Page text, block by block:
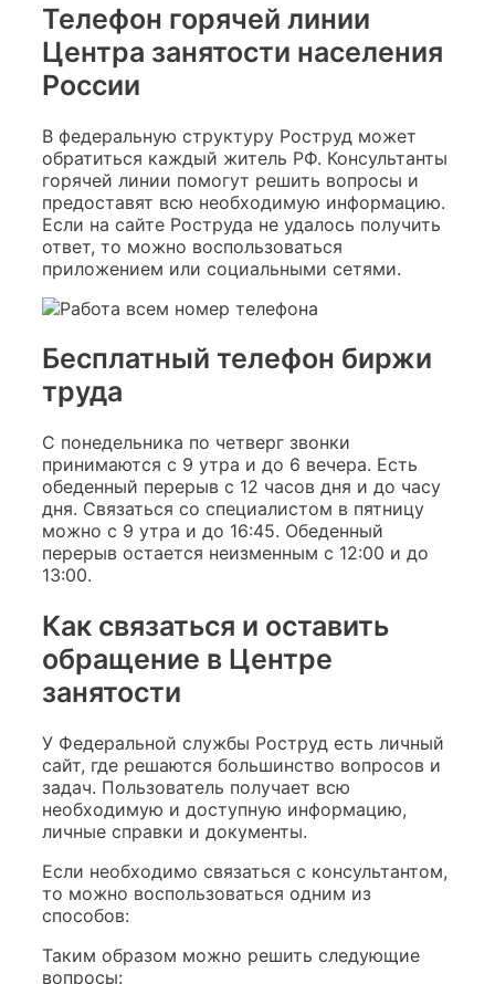
Телефон горячей линии
Центра занятости населения
России
В федеральную структуру Роструд может
обратиться каждый житель РФ. Консультанты
горячей линии помогут решить вопросы и
предоставят всю необходимую информацию.
Если на сайте Роструда не удалось получить
ответ, то можно воспользоваться
приложением или социальными сетями.
Бесплатный телефон биржи
труда
С понедельника по четверг звонки
принимаются с 9 утра и до 6 вечера. Есть
обеденный перерыв с 12 часов дня и до часу
дня. Связаться со специалистом в пятницу
можно с 9 утра и до 16:45. Обеденный
перерыв остается неизменным с 12:00 и до
13:00.
Как связаться и оставить
обращение в Центре
занятости
У Федеральной службы Роструд есть личный
сайт, где решаются большинство вопросов и
задач. Пользователь получает всю
необходимую и доступную информацию,
личные справки и документы.
Если необходимо связаться с консультантом,
то можно воспользоваться одним из
способов:
Таким образом можно решить следующие
вопросы: